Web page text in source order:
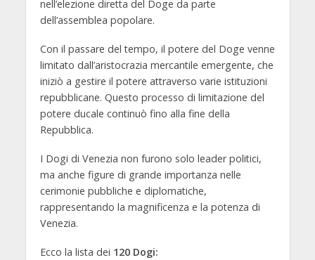
nell’elezione diretta del Doge da parte
dell’assemblea popolare.
Con il passare del tempo, il potere del Doge venne
limitato dall’aristocrazia mercantile emergente, che
iniziò a gestire il potere attraverso varie istituzioni
repubblicane. Questo processo di limitazione del
potere ducale continuò fino alla fine della
Repubblica.
I Dogi di Venezia non furono solo leader politici,
ma anche figure di grande importanza nelle
cerimonie pubbliche e diplomatiche,
rappresentando la magnificenza e la potenza di
Venezia.
Ecco la lista dei 120 Dogi: